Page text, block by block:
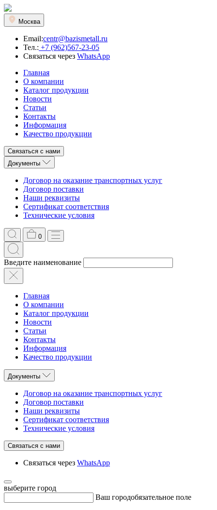
Москва
Email:centr@bazismetall.ru
Тел.: +7 (962)567-23-05
Связаться через WhatsApp
Главная
О компании
Каталог продукции
Новости
Статьи
Контакты
Информация
Качество продукции
Связаться с нами
Документы
Договор на оказание транспортных услуг
Договор поставки
Наши реквизиты
Сертификат соответствия
Технические условия
0
Введите наименование
Главная
О компании
Каталог продукции
Новости
Статьи
Контакты
Информация
Качество продукции
Документы
Договор на оказание транспортных услуг
Договор поставки
Наши реквизиты
Сертификат соответствия
Технические условия
Связаться с нами
Связаться через WhatsApp
выберите город
Ваш городобязательное поле